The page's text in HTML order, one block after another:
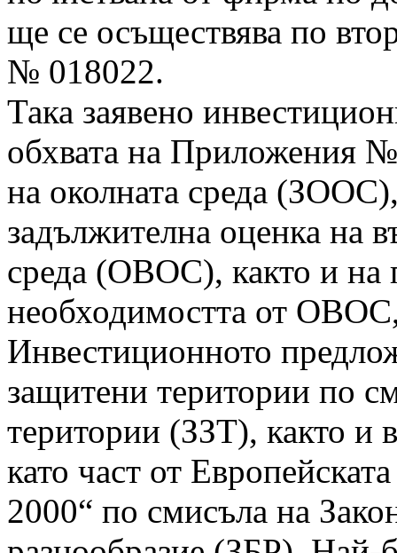
ще се осъществява по
№ 018022.
Така заявено
обхвата на Приложения
на околната среда
задължителна оценка на
среда (ОВОС), както и на
необходимостта от
Инвестиционното
защитени територии по
територии (ЗЗТ), както и
като част от
2000“ по смисъла на